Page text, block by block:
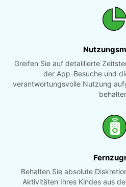
Greifen Sie auf detaillierte
der App-Besuche und
verantwortungsvolle Nutzung
Behalten Sie absolute
Aktivitäten Ihres Kindes aus